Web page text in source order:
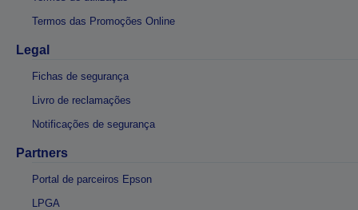
Termos das Promoções Online
Legal
Fichas de segurança
Livro de reclamações
Notificações de segurança
Partners
Portal de parceiros Epson
LPGA